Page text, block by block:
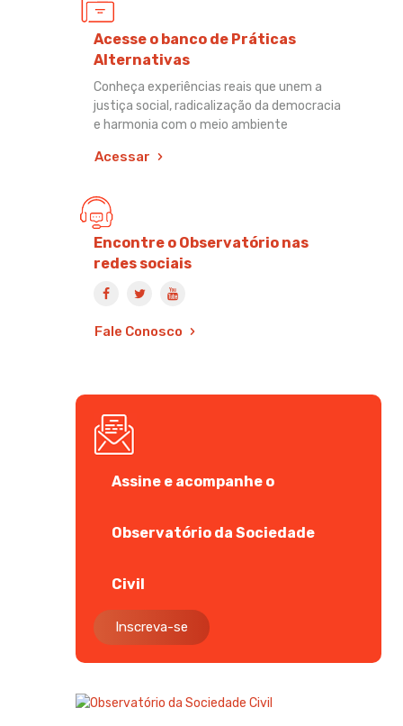
Acesse o banco de Práticas
Alternativas
Conheça experiências reais que unem a
justiça social, radicalização da democracia
e harmonia com o meio ambiente
Acessar
Encontre o Observatório nas
redes sociais
Fale Conosco
Assine e acompanhe o
Observatório da Sociedade
Civil
Inscreva-se